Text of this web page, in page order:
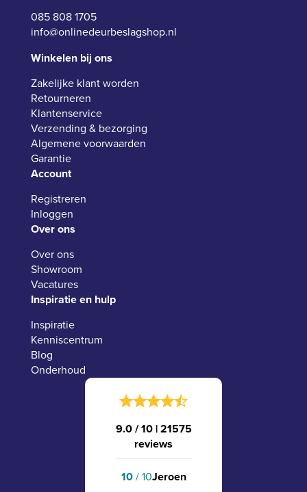
085 808 1705
info@onlinedeurbeslagshop.nl
Winkelen bij ons
Zakelijke klant worden
Retourneren
Klantenservice
Verzending & bezorging
Algemene voorwaarden
Garantie
Account
Registreren
Inloggen
Over ons
Over ons
Showroom
Vacatures
Inspiratie en hulp
Inspiratie
Kenniscentrum
Blog
Onderhoud
9.0 / 10 |21575
reviews
10/ 10Jeroen